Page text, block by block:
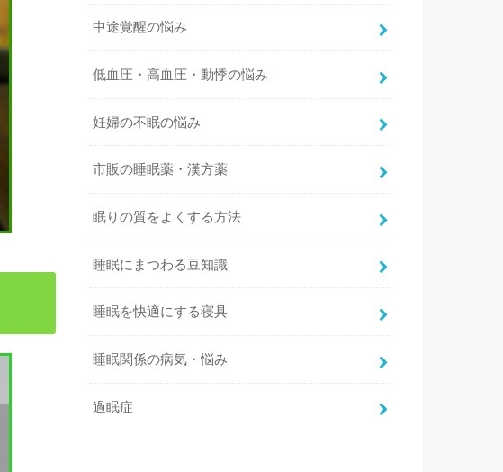
中途覚醒の悩み
低血圧・高血圧・動悸の悩み
妊婦の不眠の悩み
市販の睡眠薬・漢方薬
眠りの質をよくする方法
睡眠にまつわる豆知識
睡眠を快適にする寝具
睡眠関係の病気・悩み
過眠症